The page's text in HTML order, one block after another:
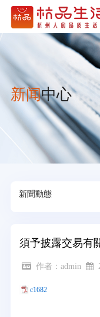
新闻中心
新聞動態
須予披露交易有
作者：admin
c1682